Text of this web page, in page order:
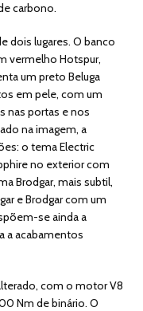
carbono.
dois lugares. O banco
vermelho Hotspur,
um preto Beluga
em pele, com um
nas portas e nos
na imagem, a
o tema Electric
no exterior com
Brodgar, mais subtil,
e Brodgar com um
se ainda a
a acabamentos
com o motor V8
Nm de binário. O